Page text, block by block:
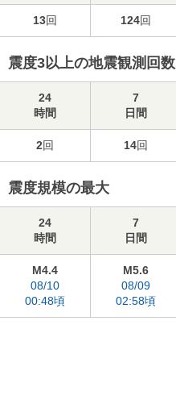
13回 124回
震度3以上の地震観測回数
24
時間
7
日間
2回 14回
震度規模の最大
24
時間
7
日間
M4.4
08/10
00:48頃
M5.6
08/09
02:58頃